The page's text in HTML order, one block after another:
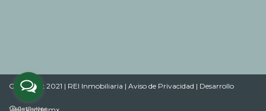
Copyright 2021 | REI Inmobiliaria | Aviso de Privacidad | Desarrollo